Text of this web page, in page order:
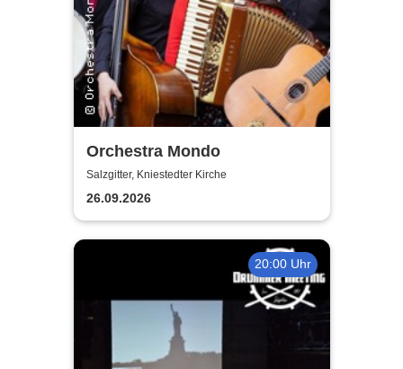
Orchestra Mondo
Salzgitter, Kniestedter Kirche
26.09.2026
20:00 Uhr